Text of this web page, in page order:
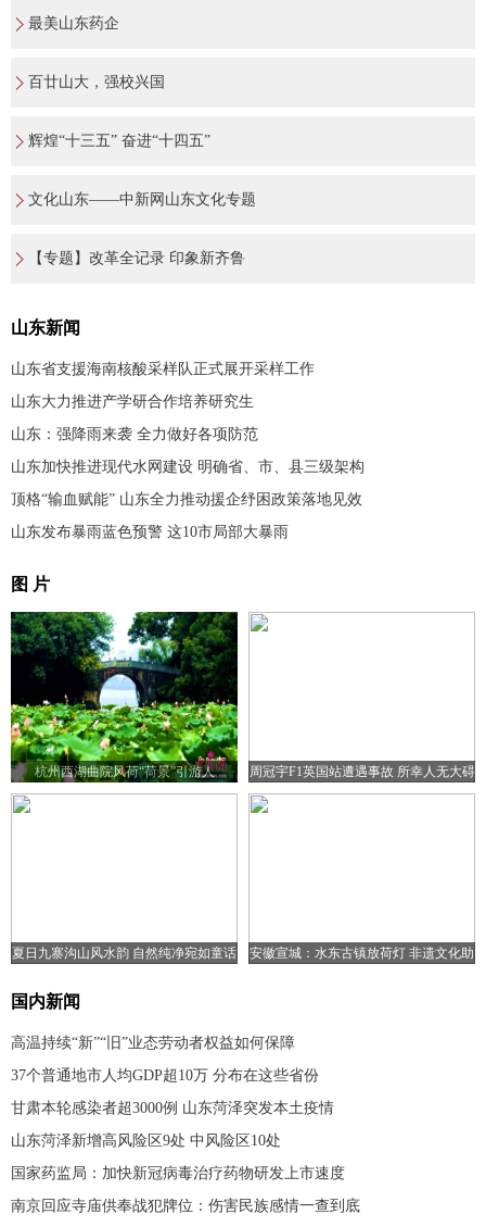
最美山东药企
百廿山大，强校兴国
辉煌“十三五” 奋进“十四五”
文化山东——中新网山东文化专题
【专题】改革全记录 印象新齐鲁
山东新闻
山东省支援海南核酸采样队正式展开采样工作
山东大力推进产学研合作培养研究生
山东：强降雨来袭 全力做好各项防范
山东加快推进现代水网建设 明确省、市、县三级架构
顶格“输血赋能” 山东全力推动援企纾困政策落地见效
山东发布暴雨蓝色预警 这10市局部大暴雨
图 片
杭州西湖曲院风荷“荷景”引游人 周冠宇F1英国站遭遇事故 所幸人无大碍
夏日九寨沟山风水韵 自然纯净宛如童话
安徽宣城：水东古镇放荷灯 非遗文化助
国内新闻
高温持续“新”“旧”业态劳动者权益如何保障
37个普通地市人均GDP超10万 分布在这些省份
甘肃本轮感染者超3000例 山东菏泽突发本土疫情
山东菏泽新增高风险区9处 中风险区10处
国家药监局：加快新冠病毒治疗药物研发上市速度
南京回应寺庙供奉战犯牌位：伤害民族感情一查到底